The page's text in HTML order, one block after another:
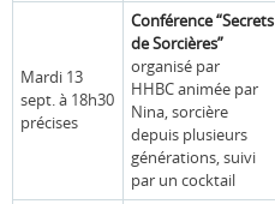
Mardi 13
sept. à 18h30
précises
Conférence “Secrets
de Sorcières”
organisé par
HHBCanimée par
Nina, sorcière
depuis plusieurs
générations, suivi
par un cocktail